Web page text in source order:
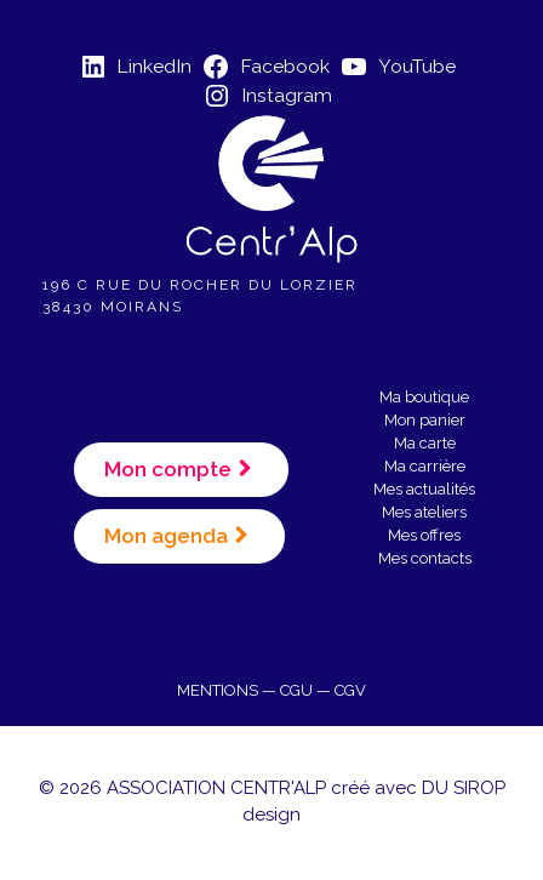
LinkedIn Facebook
YouTube
Instagram
196 C RUE DU ROCHER DU LORZIER
38430 MOIRANS
Mon compte
Mon agenda
Ma boutique
Mon panier
Ma carte
Ma carrière
Mes actualités
Mes ateliers
Mes offres
Mes contacts
MENTIONS — CGU — CGV
© 2026 ASSOCIATION CENTR'ALP créé avec DU SIROP
design